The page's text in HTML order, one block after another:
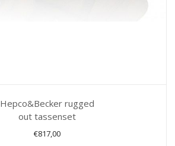
Hepco&Becker rugged
out tassenset
€817,00